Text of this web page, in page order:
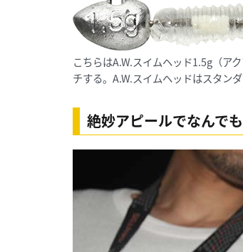
こちらはA.W.スイムヘッド1.5g（ア
チする。A.W.スイムヘッドはスタン
絶妙アピールでなんで